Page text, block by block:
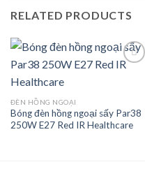
RELATED PRODUCTS
ĐÈN HỒNG NGOẠI
Bóng đèn hồng ngoại sấy Par38
250W E27 Red IR Healthcare